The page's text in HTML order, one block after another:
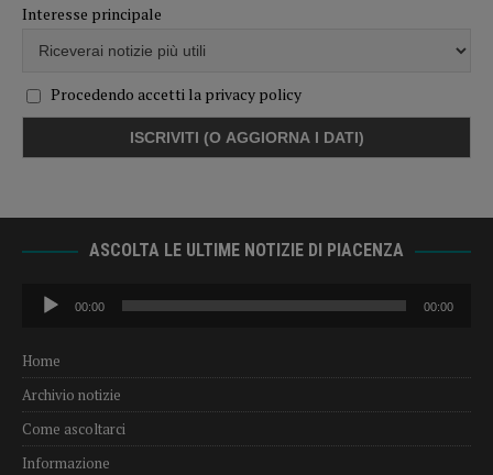
Interesse principale
Procedendo accetti la privacy policy
ASCOLTA LE ULTIME NOTIZIE DI PIACENZA
Audio
Player
00:00 00:00
Home
Archivio notizie
Come ascoltarci
Informazione